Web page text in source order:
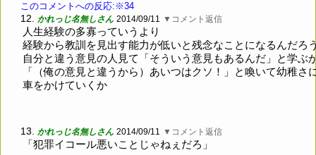
このコメントへの反応:※34
12. かれっじ名無しさん 2014/09/11 ▼コメント返信
人生経験の多寡っていうより
経験から教訓を見出す能力が低いと残念なことになるんだろ
自分と違う意見の人見て「そういう意見もあるんだ」と学ぶ
「（俺の意見と違うから）あいつはクソ！」と喚いて幼稚さ
車をかけていくか
13. かれっじ名無しさん 2014/09/11 ▼コメント返信
「犯罪イコール悪いことじゃねぇだろ」